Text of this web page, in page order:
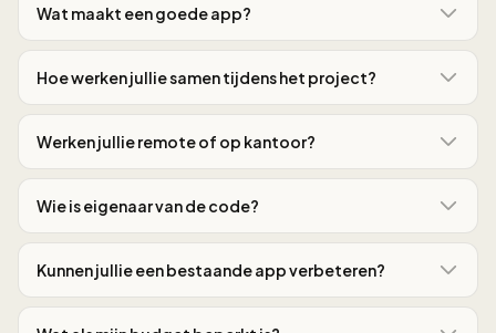
Wat maakt een goede app?
Hoe werken jullie samen tijdens het project?
Werken jullie remote of op kantoor?
Wie is eigenaar van de code?
Kunnen jullie een bestaande app verbeteren?